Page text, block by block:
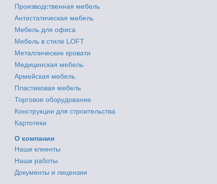
Производственная мебель
Антистатическая мебель
Мебель для офиса
Мебель в стиле LOFT
Металлические кровати
Медицинская мебель
Армейская мебель
Пластиковая мебель
Торговое оборудование
Конструкции для строительства
Картотеки
О компании
Наши клиенты
Наши работы
Документы и лицензии